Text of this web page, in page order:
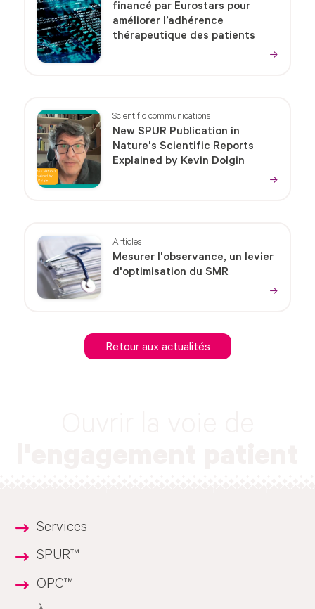
financé par Eurostars pour
améliorer l’adhérence
thérapeutique des patients
Scientific communications
New SPUR Publication in
Nature's Scientific Reports
Explained by Kevin Dolgin
Articles
Mesurer l'observance, un levier
d'optimisation du SMR
Retour aux actualités
Services
SPUR™
OPC™